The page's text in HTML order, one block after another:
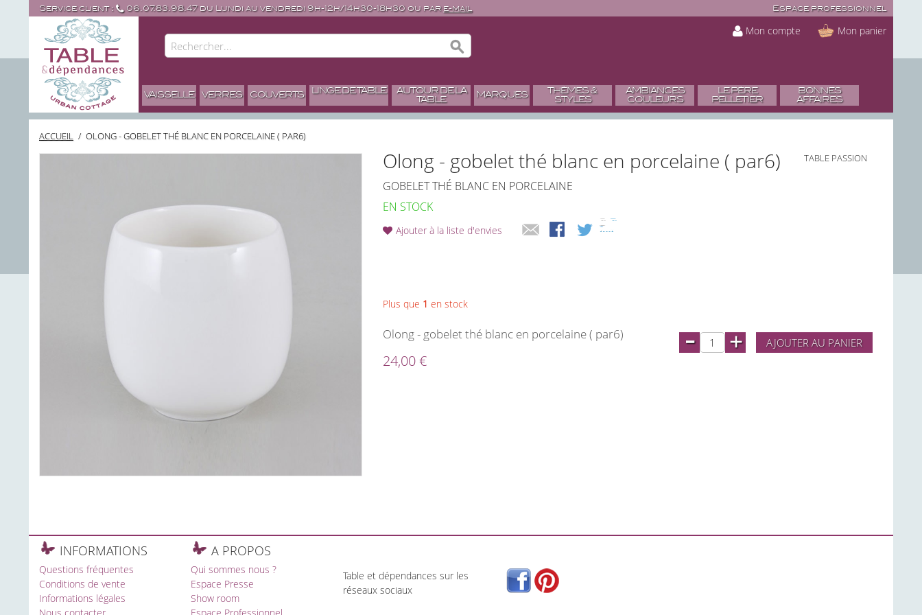
Service client : 06.07.83.98.47 du Lundi au vendredi 9h-12h/14h30-18h30 ou par e-mail Espace professionnel
Mon compte Mon panier
VAISSELLE VERRES COUVERTS LINGE DE TABLE
AUTOUR DE LA
TABLE
MARQUES
THÈMES &
STYLES
AMBIANCES
COULEURS
LE PÈRE
PELLETIER
BONNES
AFFAIRES
ACCUEIL / OLONG - GOBELET THÉ BLANC EN PORCELAINE ( PAR6)
Olong - gobelet thé blanc en porcelaine ( par6)
GOBELET THÉ BLANC EN PORCELAINE
TABLE PASSION
EN STOCK
Ajouter à la liste d'envies
Plus que 1 en stock
Olong - gobelet thé blanc en porcelaine ( par6)
AJOUTER AU PANIER
- +
24,00 €
INFORMATIONS
Questions fréquentes
Conditions de vente
Informations légales
A PROPOS
Qui sommes nous ?
Espace Presse
Show room
Table et dépendances sur les
réseaux sociaux